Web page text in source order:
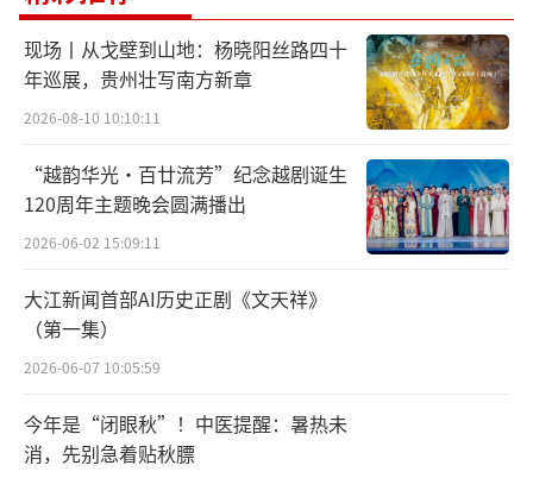
铸铁技术的西传，对中亚、西亚各国而
言，可以说影响很大，西域的众多国家由此完
成了从石器时代到铁器时代的过渡，并且间接
且必然地影响了西域各国的军事实力。
一项技术可以影响一场战争的成败，这并
不仅仅局限在战争武器上。
《汉书・张骞李广利传》载，103 年，汉
武帝遺李广利征伐大宛，在得知「宛城中无
井，皆汲城外流水」后，想用穿井引水技术
「徒其城下水空」，以此攻占大宛。
现场丨从戈壁到山地：杨晓阳丝路四十
年巡展，贵州壮写南方新章
2026-08-10 10:10:11
“越韵华光·百廿流芳”纪念越剧诞生
120周年主题晚会圆满播出
2026-06-02 15:09:11
大江新闻首部AI历史正剧《文天祥》
（第一集）
2026-06-07 10:05:59
今年是“闭眼秋”！中医提醒：暑热未
消，先别急着贴秋膘